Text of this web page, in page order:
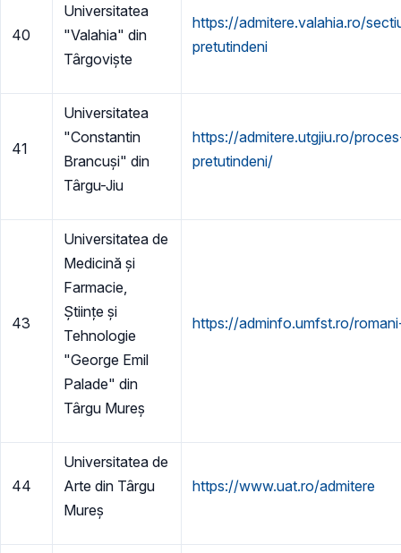
40
Universitatea
"Valahia" din
Târgoviște
https://admitere.valahia.ro/
pretutindeni
41
Universitatea
"Constantin
Brancuși" din
Târgu-Jiu
https://admitere.utgjiu.ro/
pretutindeni/
43
Universitatea de
Medicină și
Farmacie,
Științe și
Tehnologie
"George Emil
Palade" din
Târgu Mureș
https://adminfo.umfst.ro/
44
Universitatea de
Arte din Târgu
Mureș
https://www.uat.ro/admitere